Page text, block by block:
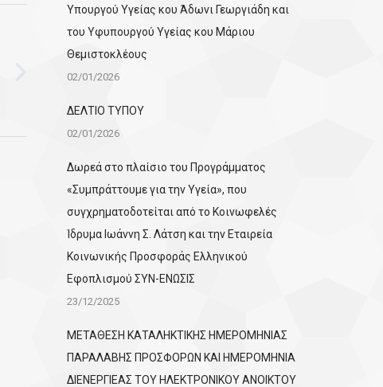
Υπουργού Υγείας κου Άδωνι Γεωργιάδη και
του Υφυπουργού Υγείας κου Μάριου
Θεμιστοκλέους
02/01/2026
ΔΕΛΤΙΟ ΤΥΠΟΥ
02/01/2026
Δωρεά στο πλαίσιο του Προγράμματος
«Συμπράττουμε για την Υγεία», που
συγχρηματοδοτείται από το Κοινωφελές
Ίδρυμα Ιωάννη Σ. Λάτση και την Εταιρεία
Κοινωνικής Προσφοράς Ελληνικού
Εφοπλισμού ΣΥΝ-ΕΝΩΣΙΣ
23/12/2025
ΜΕΤΑΘΕΣΗ ΚΑΤΑΛΗΚΤΙΚΗΣ ΗΜΕΡΟΜΗΝΙΑΣ
ΠΑΡΑΛΑΒΗΣ ΠΡΟΣΦΟΡΩΝ ΚΑΙ ΗΜΕΡΟΜΗΝΙΑ
ΔΙΕΝΕΡΓΙΕΑΣ ΤΟΥ ΗΛΕΚΤΡΟΝΙΚΟΥ ΑΝΟΙΚΤΟΥ